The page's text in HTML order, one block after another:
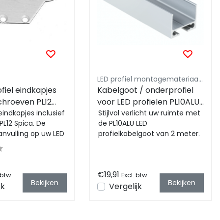
eindkapjes
PL12
inclusief
Spica. De
op uw LED
Professionele
Bekijken
LED profiel montagemateriaal - Luksus
Kabelgoot / onderprofiel
voor LED profielen PL10ALU
- 2 meter - Montageprofiel
Stijlvol verlicht uw ruimte met
de PL10ALU LED
profielkabelgoot van 2 meter.
€19,91 Excl. btw
Vergelijk Bekijken